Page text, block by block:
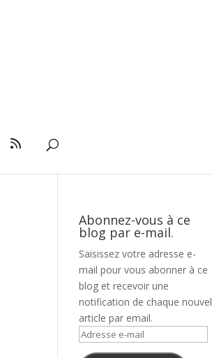
Abonnez-vous à ce
blog par e-mail.
Saisissez votre adresse e-
mail pour vous abonner à ce
blog et recevoir une
notification de chaque nouvel
article par email.
Adresse